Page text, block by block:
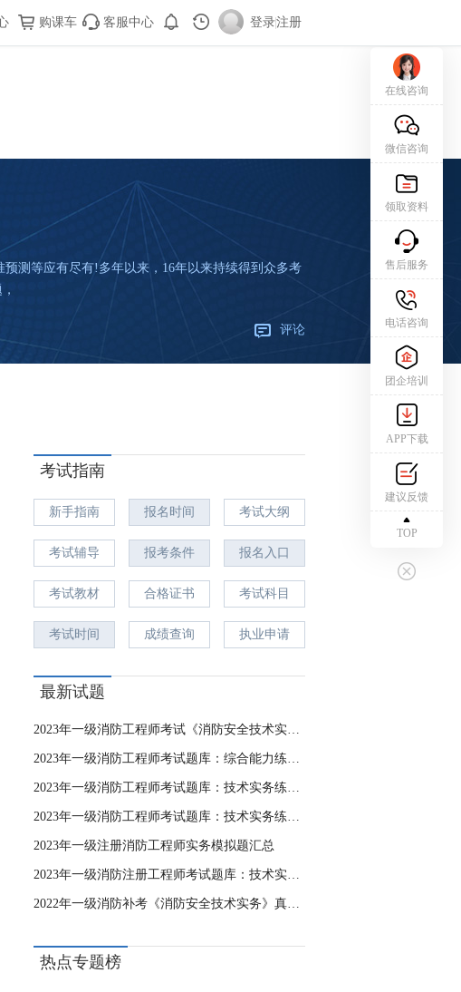
购课车 客服中心 登录|注册
测等应有尽有!多年以来，16年以来持续得到众多考
评论
考试指南
新手指南 报名时间 考试大纲
考试辅导 报考条件 报名入口
考试教材 合格证书 考试科目
考试时间 成绩查询 执业申请
最新试题
2023年一级消防工程师考试《消防安全技术实务》自测卷
2023年一级消防工程师考试题库：综合能力练习8.15
2023年一级消防工程师考试题库：技术实务练习8.4
2023年一级消防工程师考试题库：技术实务练习8.2
2023年一级注册消防工程师实务模拟题汇总
2023年一级消防注册工程师考试题库：技术实务汇总
2022年一级消防补考《消防安全技术实务》真题及答案1-10题
热点专题榜
在线咨询
微信咨询
领取资料
售后服务
电话咨询
团企培训
APP下载
建议反馈
TOP